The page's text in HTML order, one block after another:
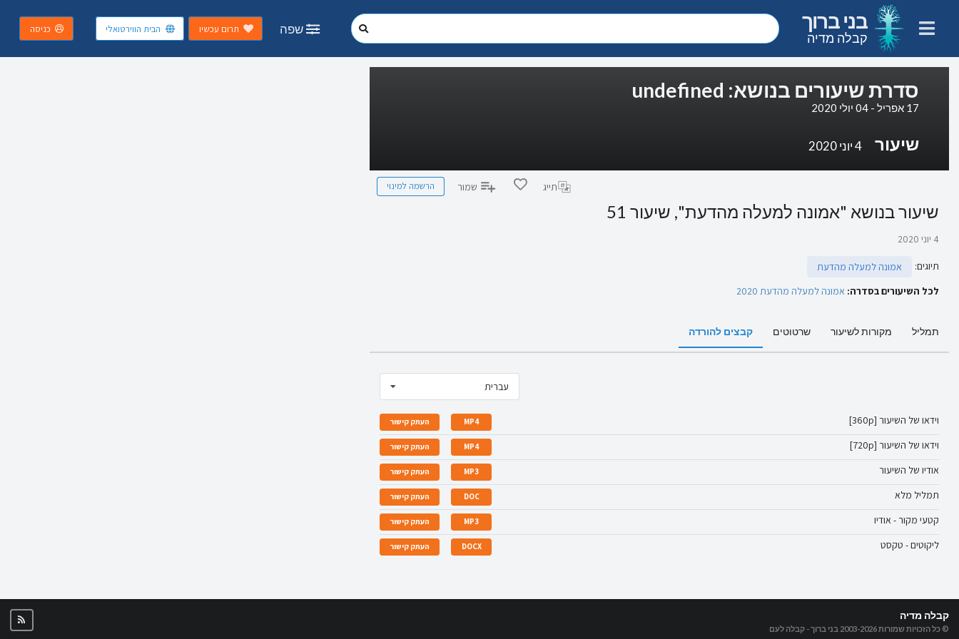
בני ברוך
קבלה מדיה
שפה תרום עכשיו הבית הווירטואלי כניסה
סדרת שיעורים בנושא: undefined
17 אפריל - 04 יולי 2020
שיעור 4 יוני 2020
תייג שמור הרשמה למינוי
שיעור בנושא "אמונה למעלה מהדעת", שיעור 51
4 יוני 2020
תיוגים:
אמונה למעלה מהדעת
לכל השיעורים בסדרה: אמונה למעלה מהדעת 2020
תמליל מקורות לשיעור שרטוטים קבצים להורדה
עברית
וידאו של השיעור [360p] MP4 העתק קישור
וידאו של השיעור [720p] MP4 העתק קישור
אודיו של השיעור MP3 העתק קישור
תמליל מלא DOC העתק קישור
קטעי מקור - אודיו MP3 העתק קישור
ליקוטים - טקסט DOCX העתק קישור
קבלה מדיה
© כל הזכויות שמורות 2003-2026 בני ברוך - קבלה לעם